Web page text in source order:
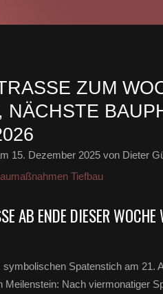
ZUM
15. Dezember 2025 von Dieter
Tiefbau
AB ENDE DIESER WOCHE
symbolischen Spatenstich am 21.
Meilenstein: Nach viermonatiger